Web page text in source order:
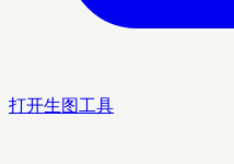
打开生图工具